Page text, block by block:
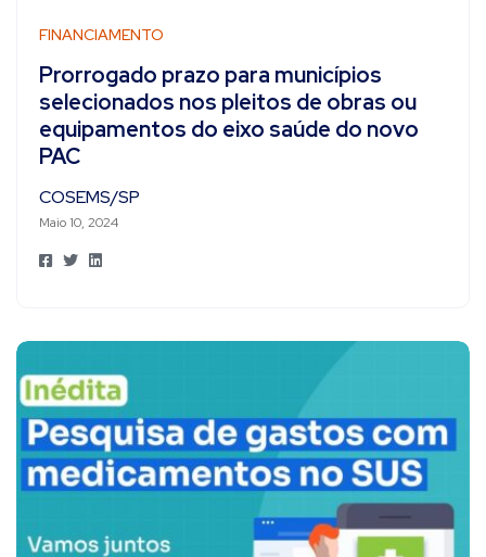
FINANCIAMENTO
Prorrogado prazo para municípios
selecionados nos pleitos de obras ou
equipamentos do eixo saúde do novo
PAC
COSEMS/SP
Maio 10, 2024